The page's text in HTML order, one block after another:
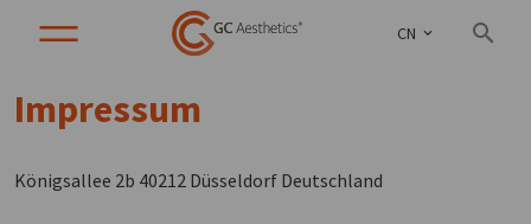
CN
Impressum
Königsallee 2b 40212 Düsseldorf Deutschland